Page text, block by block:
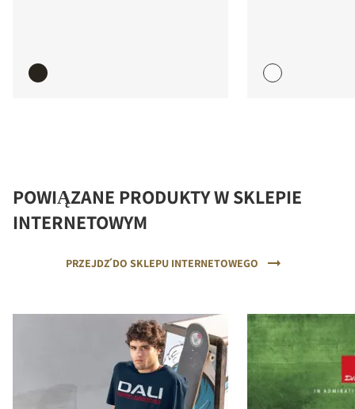
COMPARE PRODUCTS
POWIĄZANE PRODUKTY W SKLEPIE
INTERNETOWYM
PRZEJDŹ DO SKLEPU INTERNETOWEGO